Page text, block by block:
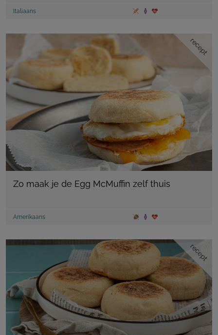
Italiaans
recept
Zo maak je de Egg McMuffin zelf thuis
Amerikaans
recept